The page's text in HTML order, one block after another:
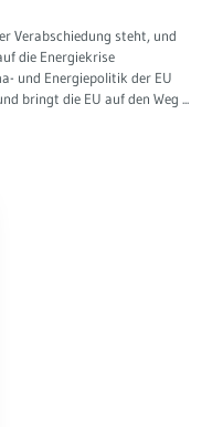
Verabschiedung steht, und
die Energiekrise
und Energiepolitik der EU
bringt die EU auf den Weg ...